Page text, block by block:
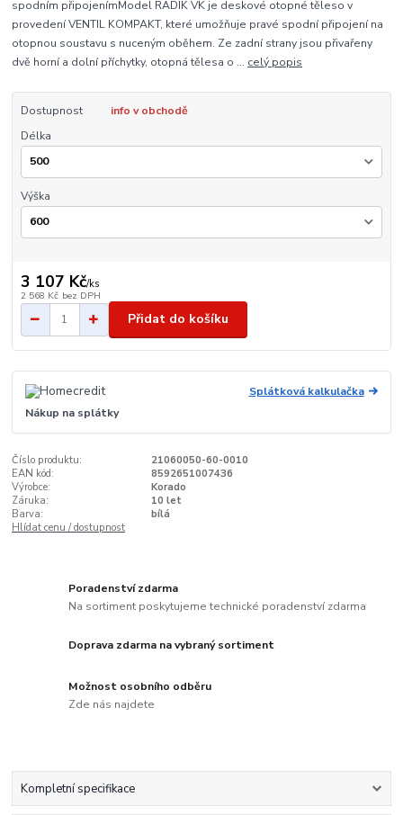
spodním připojenímModel RADIK VK je deskové otopné těleso v
provedení VENTIL KOMPAKT, které umožňuje pravé spodní připojení na
otopnou soustavu s nuceným oběhem. Ze zadní strany jsou přivařeny
dvě horní a dolní příchytky, otopná tělesa o ... celý popis
Dostupnost
info v obchodě
Délka
Výška
3 107 Kč/ks
2 568 Kč bez DPH
Přidat do košíku
Splátková kalkulačka
Nákup na splátky
Číslo produktu:
21060050-60-0010
EAN kód:
8592651007436
Výrobce:
Korado
Záruka:
10 let
Barva:
bílá
Hlídat cenu / dostupnost
Poradenství zdarma
Na sortiment poskytujeme technické poradenství zdarma
Doprava zdarma na vybraný sortiment
Možnost osobního odběru
Zde nás najdete
Kompletní specifikace